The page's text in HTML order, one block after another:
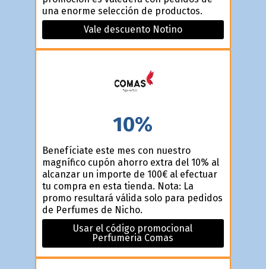
una enorme selección de productos.
Vale descuento Notino
10%
Benefíciate este mes con nuestro
magnífico cupón ahorro extra del 10% al
alcanzar un importe de 100€ al efectuar
tu compra en esta tienda. Nota: La
promo resultará válida solo para pedidos
de Perfumes de Nicho.
Usar el código promocional
Perfumeria Comas